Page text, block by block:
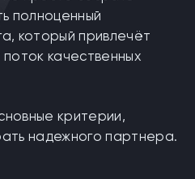
полноценный
который привлечёт
качественных
критерии,
надежного партнера.